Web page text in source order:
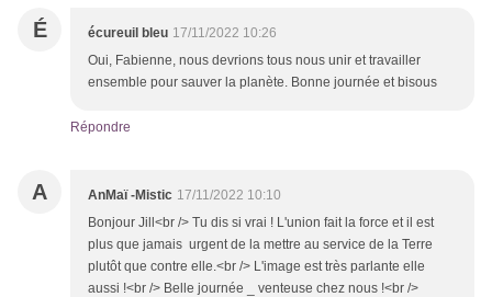
É écureuil bleu 17/11/2022 10:26
Oui, Fabienne, nous devrions tous nous unir et travailler
ensemble pour sauver la planète. Bonne journée et bisous
Répondre
A AnMaï -Mistic 17/11/2022 10:10
Bonjour Jill<br /> Tu dis si vrai ! L'union fait la force et il est
plus que jamais urgent de la mettre au service de la Terre
plutôt que contre elle.<br /> L'image est très parlante elle
aussi !<br /> Belle journée _ venteuse chez nous !<br />